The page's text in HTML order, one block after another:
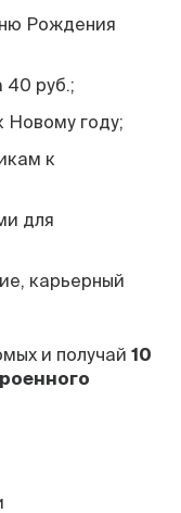
Рождения
40 руб.;
Новому году;
к
для
карьерный
и получай 10